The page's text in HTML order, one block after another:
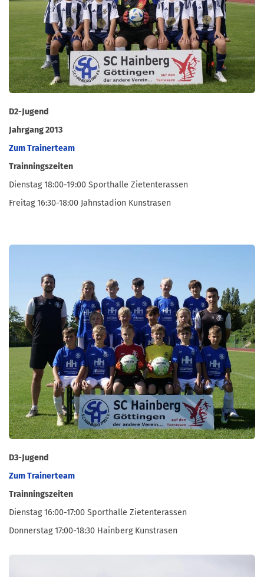
D2-Jugend
Jahrgang 2013
Zum Trainerteam
Trainningszeiten
Dienstag 18:00-19:00 Sporthalle Zietenterassen
Freitag 16:30-18:00 Jahnstadion Kunstrasen
D3-Jugend
Zum Trainerteam
Trainningszeiten
Dienstag 16:00-17:00 Sporthalle Zietenterassen
Donnerstag 17:00-18:30 Hainberg Kunstrasen